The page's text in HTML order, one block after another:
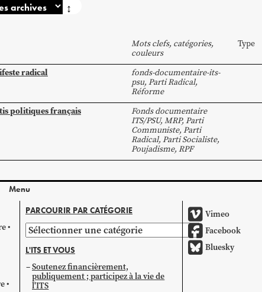
↕
Mots clefs, catégories,
couleurs
Type
radical
fonds-documentaire-its-
psu, Parti Radical,
Réforme
politiques français
Fonds documentaire
ITS/PSU, MRP, Parti
Communiste, Parti
Radical, Parti Socialiste,
Poujadisme, RPF
Menu
PARCOURIR PAR CATÉGORIE
Parcourir
par
catégorie
L'ITS ET VOUS
Soutenez financièrement,
publiquement ; participez à la vie de
l'ITS
Vimeo
Facebook
Bluesky